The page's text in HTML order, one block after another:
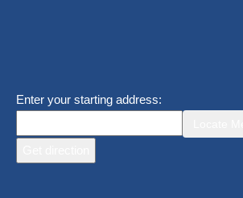
Enter your starting address: